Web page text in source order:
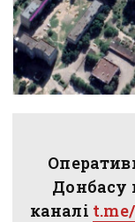
Донбасу
каналі